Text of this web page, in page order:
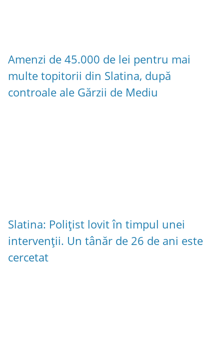
Amenzi de 45.000 de lei pentru mai
multe topitorii din Slatina, după
controale ale Gărzii de Mediu
Slatina: Polițist lovit în timpul unei
intervenții. Un tânăr de 26 de ani este
cercetat